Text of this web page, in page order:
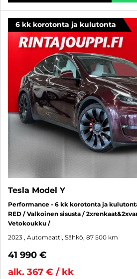
6 kk korotonta ja kulutonta
Tesla Model Y
Performance - 6 kk korotonta ja
RED / Valkoinen sisusta /
Vetokoukku /
2023 , Automaatti, Sähkö, 87 500 km
41 990 €
alk. 367 € / kk